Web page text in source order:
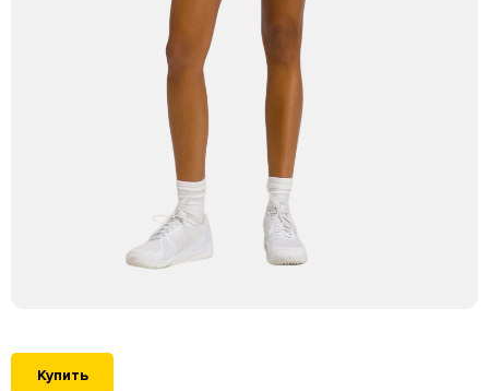
Купить